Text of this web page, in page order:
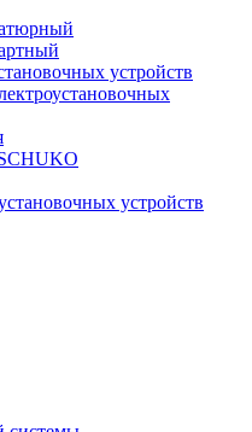
устройств
устройств